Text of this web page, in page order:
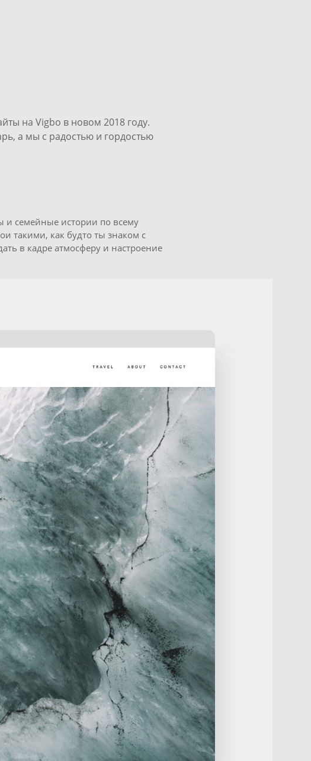
на Vigbo в новом 2018 году.
а мы с радостью и гордостью
и семейные истории по всему
такими, как будто ты знаком с
в кадре атмосферу и настроение